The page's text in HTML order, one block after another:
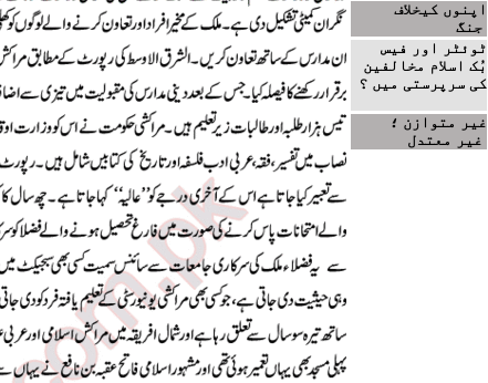
اپنوں کیخلاف
جنگ
ٹوئٹر اور فیس
بُک اسلام مخالفین
کی سرپرستی میں ؟
غیر متوازن ؛
غیر معتدل